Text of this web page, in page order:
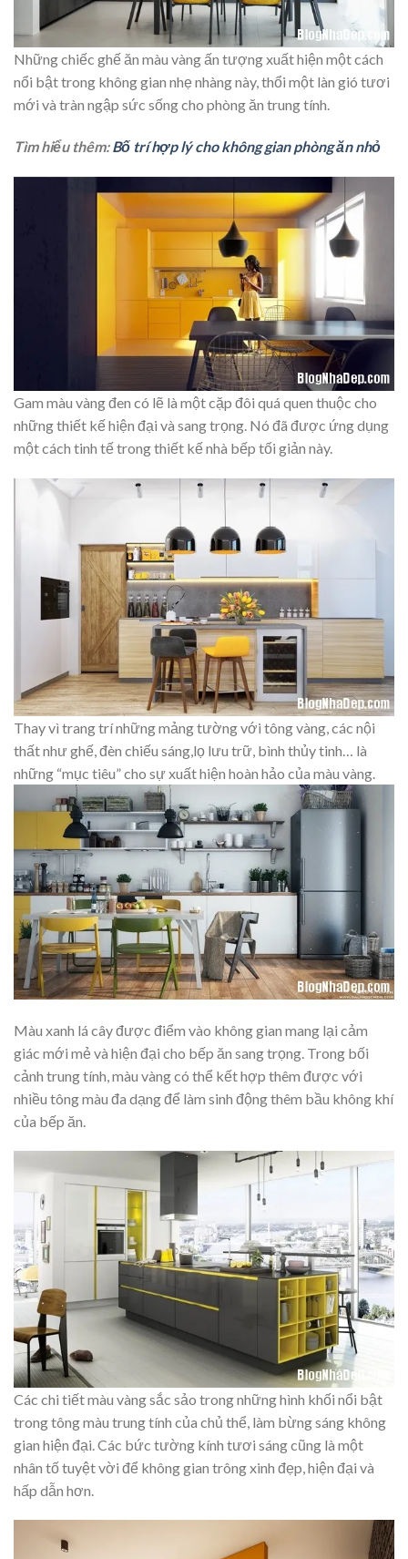
Những chiếc ghế ăn màu vàng ấn tượng xuất hiện một cách
nổi bật trong không gian nhẹ nhàng này, thổi một làn gió tươi
mới và tràn ngập sức sống cho phòng ăn trung tính.
Tìm hiểu thêm:Bố trí hợp lý cho không gian phòng ăn nhỏ
Gam màu vàng đen có lẽ là một cặp đôi quá quen thuộc cho
những thiết kế hiện đại và sang trọng. Nó đã được ứng dụng
một cách tinh tế trong thiết kế nhà bếp tối giản này.
Thay vì trang trí những mảng tường với tông vàng, các nội
thất như ghế, đèn chiếu sáng,lọ lưu trữ, bình thủy tinh… là
những “mục tiêu” cho sự xuất hiện hoàn hảo của màu vàng.
Màu xanh lá cây được điểm vào không gian mang lại cảm
giác mới mẻ và hiện đại cho bếp ăn sang trọng. Trong bối
cảnh trung tính, màu vàng có thể kết hợp thêm được với
nhiều tông màu đa dạng để làm sinh động thêm bầu không khí
của bếp ăn.
Các chi tiết màu vàng sắc sảo trong những hình khối nổi bật
trong tông màu trung tính của chủ thể, làm bừng sáng không
gian hiện đại. Các bức tường kính tươi sáng cũng là một
nhân tố tuyệt vời để không gian trông xinh đẹp, hiện đại và
hấp dẫn hơn.